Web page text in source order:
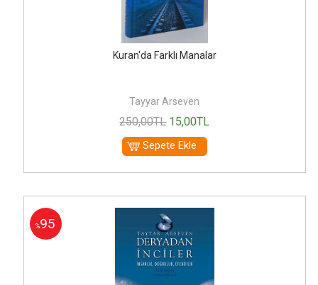
Kuran'da Farklı Manalar
Tayyar Arseven
250,00TL 15,00TL
Sepete Ekle
%95